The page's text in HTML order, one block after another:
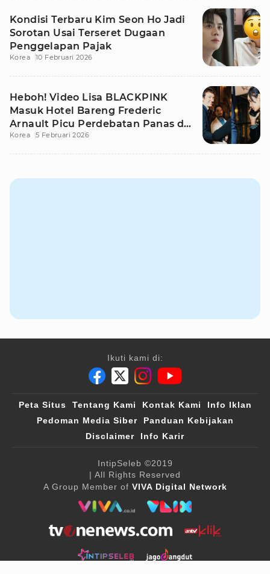
Kondisi Terbaru Kim Seon Ho Jadi
Sorotan Usai Terseret Dugaan
Penggelapan Pajak
Korea 10 Februari 2026
Heboh! Video Lisa BLACKPINK
Masuk Hotel Bareng Frederic
Arnault Picu Perdebatan Panas di
Medsos
Korea 5 Februari 2026
Ikuti kami di:
Peta Situs Tentang Kami Kontak Kami
Info Iklan
Pedoman Media Siber
Panduan Kebijakan
Disclaimer
Info Karir
IntipSeleb ©2019
| All Rights Reserved
A Group Member of VIVA Digital Network